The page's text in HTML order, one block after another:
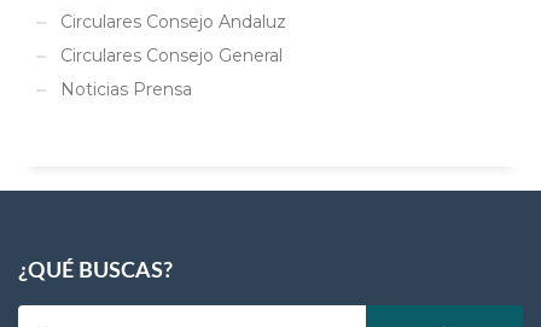
Circulares Consejo Andaluz
Circulares Consejo General
Noticias Prensa
¿QUÉ BUSCAS?